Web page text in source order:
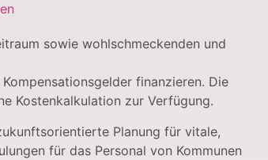
sowie wohlschmeckenden und
finanzieren. Die
Kostenkalkulation zur Verfügung.
Planung für vitale,
für das Personal von Kommunen